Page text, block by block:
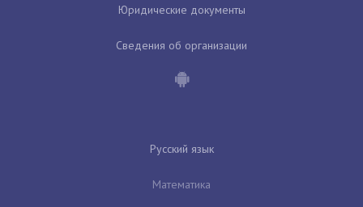
Юридические документы
Сведения об организации
Русский язык
Математика